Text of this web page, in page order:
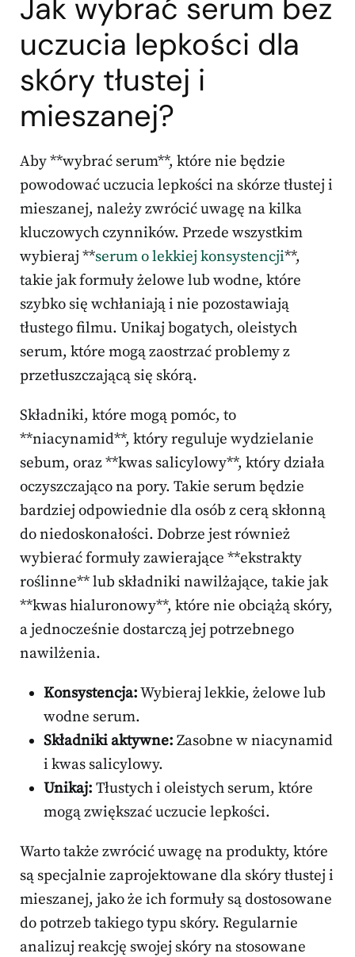
Jak wybrać serum bez
uczucia lepkości dla
skóry tłustej i
mieszanej?
Aby **wybrać serum**, które nie będzie
powodować uczucia lepkości na skórze tłustej i
mieszanej, należy zwrócić uwagę na kilka
kluczowych czynników. Przede wszystkim
wybieraj **serum o lekkiej konsystencji**,
takie jak formuły żelowe lub wodne, które
szybko się wchłaniają i nie pozostawiają
tłustego filmu. Unikaj bogatych, oleistych
serum, które mogą zaostrzać problemy z
przetłuszczającą się skórą.
Składniki, które mogą pomóc, to
**niacynamid**, który reguluje wydzielanie
sebum, oraz **kwas salicylowy**, który działa
oczyszczająco na pory. Takie serum będzie
bardziej odpowiednie dla osób z cerą skłonną
do niedoskonałości. Dobrze jest również
wybierać formuły zawierające **ekstrakty
roślinne** lub składniki nawilżające, takie jak
**kwas hialuronowy**, które nie obciążą skóry,
a jednocześnie dostarczą jej potrzebnego
nawilżenia.
Konsystencja:Wybieraj lekkie, żelowe lub
wodne serum.
Składniki aktywne: Zasobne w niacynamid
i kwas salicylowy.
Unikaj: Tłustych i oleistych serum, które
mogą zwiększać uczucie lepkości.
Warto także zwrócić uwagę na produkty, które
są specjalnie zaprojektowane dla skóry tłustej i
mieszanej, jako że ich formuły są dostosowane
do potrzeb takiego typu skóry. Regularnie
analizuj reakcję swojej skóry na stosowane